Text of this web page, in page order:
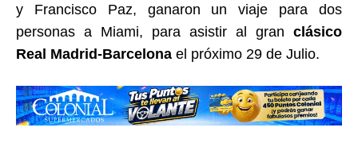
y Francisco Paz, ganaron un viaje para dos
personas a Miami, para asistir al gran clásico
Real Madrid-Barcelona el próximo 29 de Julio.